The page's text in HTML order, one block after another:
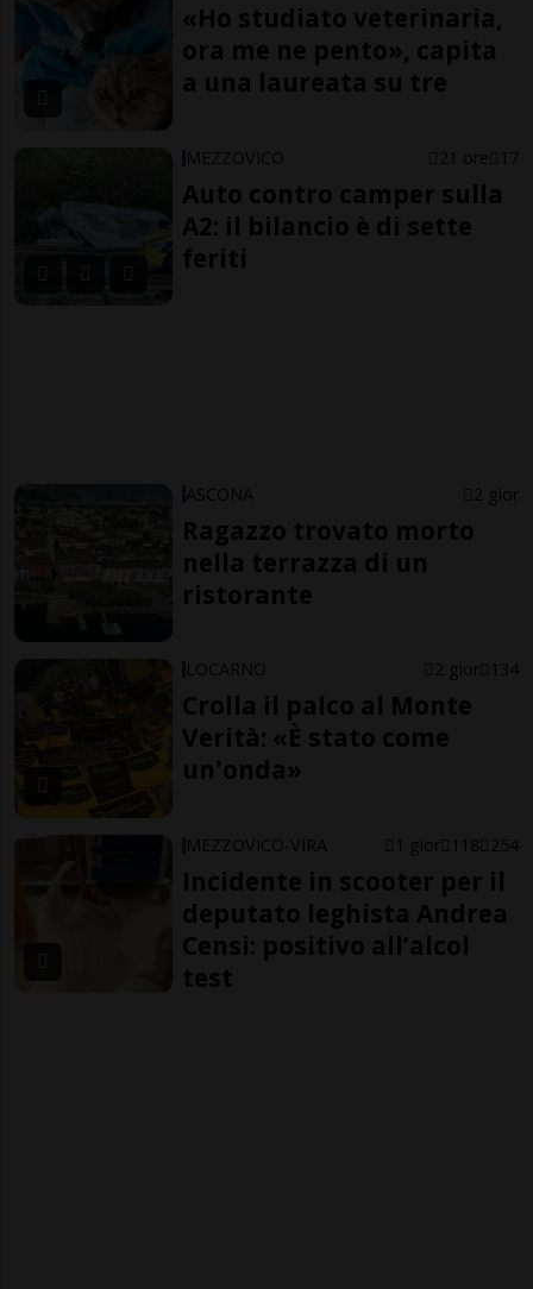
«Ho studiato veterinaria,
ora me ne pento», capita
a una laureata su tre
MEZZOVICO 21 ore 17
Auto contro camper sulla
A2: il bilancio è di sette
feriti
ASCONA 2 gior
Ragazzo trovato morto
nella terrazza di un
ristorante
LOCARNO 2 gior 134
Crolla il palco al Monte
Verità: «È stato come
un'onda»
MEZZOVICO-VIRA 1 gior 118 254
Incidente in scooter per il
deputato leghista Andrea
Censi: positivo all’alcol
test